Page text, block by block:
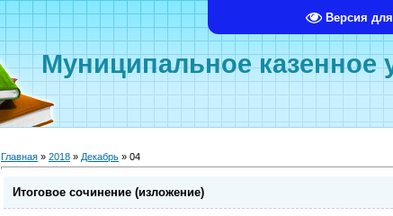
Версия
Муниципальное казенное
Главная » 2018 » Декабрь » 04
Итоговое сочинение (изложение)